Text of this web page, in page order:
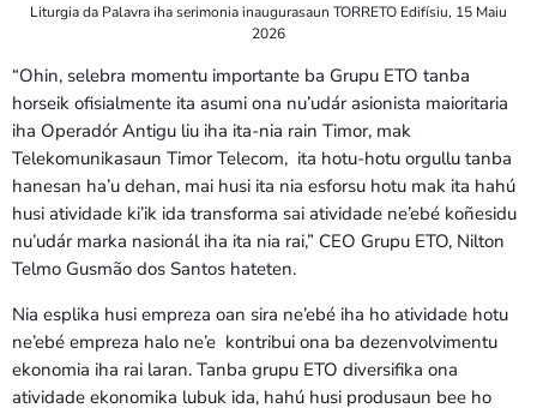
Liturgia da Palavra iha serimonia inaugurasaun TORRETO Edifísiu, 15 Maiu
2026
“Ohin, selebra momentu importante ba Grupu ETO tanba
horseik ofisialmente ita asumi ona nu’udár asionista maioritaria
iha Operadór Antigu liu iha ita-nia rain Timor, mak
Telekomunikasaun Timor Telecom, ita hotu-hotu orgullu tanba
hanesan ha’u dehan, mai husi ita nia esforsu hotu mak ita hahú
husi atividade ki’ik ida transforma sai atividade ne’ebé koñesidu
nu’udár marka nasionál iha ita nia rai,” CEO Grupu ETO, Nilton
Telmo Gusmão dos Santos hateten.
Nia esplika husi empreza oan sira ne’ebé iha ho atividade hotu
ne’ebé empreza halo ne’e kontribui ona ba dezenvolvimentu
ekonomia iha rai laran. Tanba grupu ETO diversifika ona
atividade ekonomika lubuk ida, hahú husi produsaun bee ho